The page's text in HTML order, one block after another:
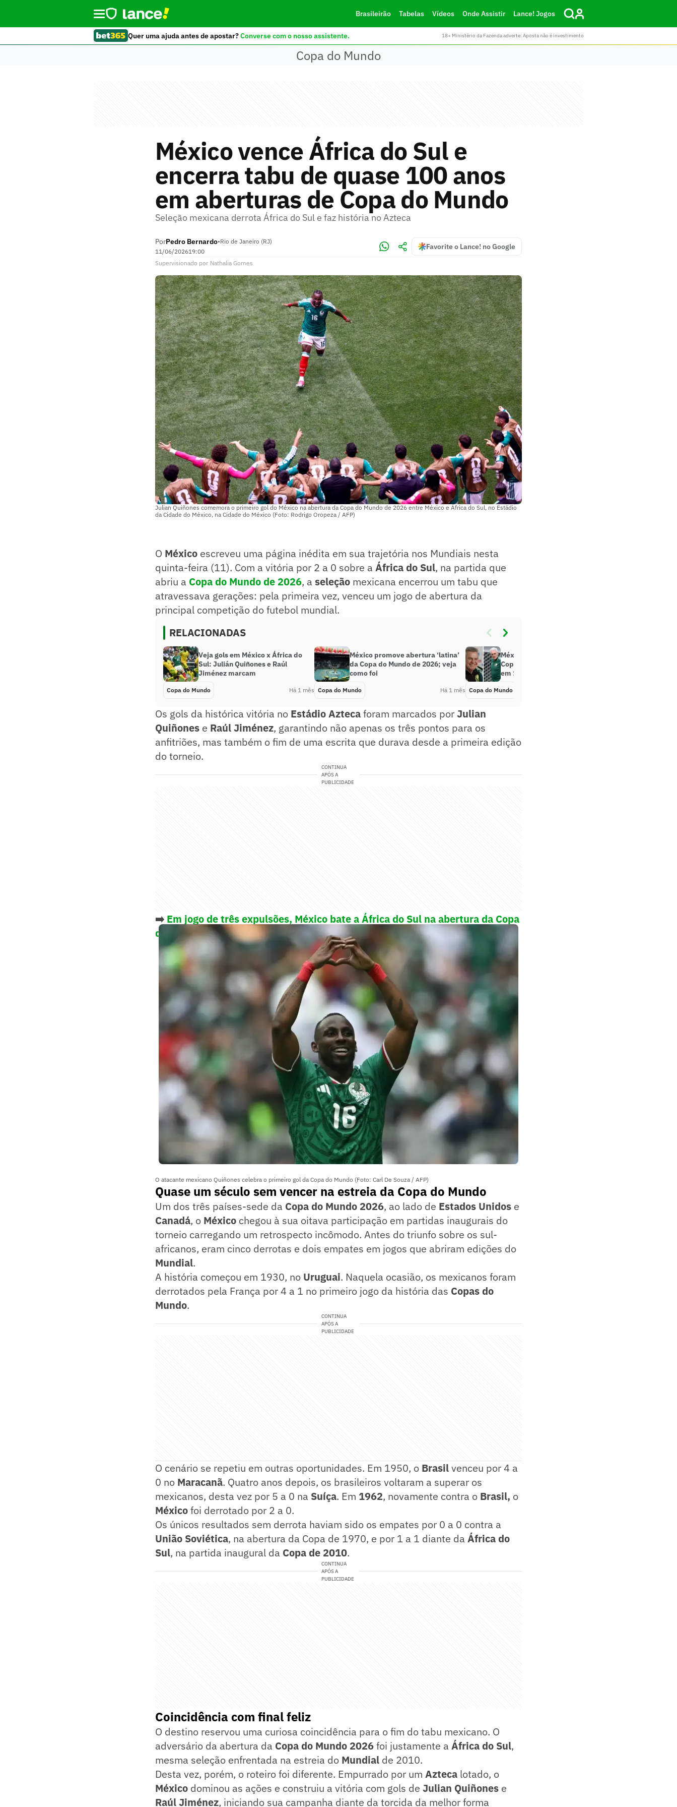
Brasileirão Tabelas Vídeos Onde Assistir Lance! Jogos
Quer uma ajuda antes de apostar?Converse com o nosso assistente. 18+ Ministério da Fazenda adverte: Aposta não é investimento
Copa do Mundo
México vence África do Sul e
encerra tabu de quase 100 anos
em aberturas de Copa do Mundo
Seleção mexicana derrota África do Sul e faz história no Azteca
PorPedro Bernardo•Rio de Janeiro (RJ)
11/06/202619:00
Favorite o Lance! no Google
Supervisionado por Nathalia Gomes
Julian Quiñones comemora o primeiro gol do México na abertura da Copa do Mundo de 2026 entre México e África do Sul, no Estádio
da Cidade do México, na Cidade do México (Foto: Rodrigo Oropeza / AFP)
O México escreveu uma página inédita em sua trajetória nos Mundiais nesta
quinta-feira (11). Com a vitória por 2 a 0 sobre a África do Sul, na partida que
abriu a Copa do Mundode 2026, a seleção mexicana encerrou um tabu que
atravessava gerações: pela primeira vez, venceu um jogo de abertura da
principal competição do futebol mundial.
RELACIONADAS
Veja gols em México x África do
Sul: Julián Quiñones e Raúl
Jiménez marcam
Copa do Mundo Há 1 mês
México promove abertura ‘latina’
da Copa do Mundo de 2026; veja
como foi
Copa do Mundo Há 1 mês
México e África do Sul abrem a
Copa com história que começou
em 1986
Copa do Mundo
Os gols da histórica vitória no Estádio Aztecaforam marcados porJulian
Quiñones e Raúl Jiménez, garantindo não apenas os três pontos para os
anfitriões, mas também o fim de uma escrita que durava desde a primeira edição
do torneio.
CONTINUA
APÓS A
PUBLICIDADE
➡️ Em jogo de três expulsões, México bate a África do Sul na abertura da Copa
do Mundo
O atacante mexicano Quiñones celebra o primeiro gol da Copa do Mundo (Foto: Carl De Souza / AFP)
Quase um século sem vencer na estreia da Copa do Mundo
Um dos três países-sede da Copa do Mundo 2026, ao lado de Estados Unidos e
Canadá, o México chegou à sua oitava participação em partidas inaugurais do
torneio carregando um retrospecto incômodo. Antes do triunfo sobre os sul-
africanos, eram cinco derrotas e dois empates em jogos que abriram edições do
Mundial.
A história começou em 1930, no Uruguai. Naquela ocasião, os mexicanos foram
derrotados pela França por 4 a 1 no primeiro jogo da história das Copas do
Mundo.
CONTINUA
APÓS A
PUBLICIDADE
O cenário se repetiu em outras oportunidades. Em 1950, o Brasilvenceu por 4 a
0 no Maracanã. Quatro anos depois, os brasileiros voltaram a superar os
mexicanos, desta vez por 5 a 0 na Suíça. Em 1962, novamente contra o Brasil, o
Méxicofoi derrotado por 2 a 0.
Os únicos resultados sem derrota haviam sido os empates por 0 a 0 contra a
União Soviética, na abertura da Copa de 1970, e por 1 a 1 diante da África do
Sul, na partida inaugural da Copa de 2010.
CONTINUA
APÓS A
PUBLICIDADE
Coincidência com final feliz
O destino reservou uma curiosa coincidência para o fim do tabu mexicano. O
adversário da abertura da Copa do Mundo 2026foi justamente a África do Sul,
mesma seleção enfrentada na estreia do Mundial de 2010.
Desta vez, porém, o roteiro foi diferente. Empurrado por um Azteca lotado, o
México dominou as ações e construiu a vitória com gols de Julian Quiñones e
Raúl Jiménez, iniciando sua campanha diante da torcida da melhor forma